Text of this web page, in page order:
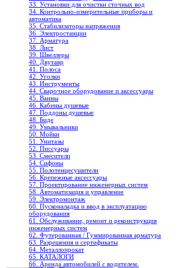
33. Установки для очистки сточных вод
34. Контрольно-измерительные приборы и
автоматика
35. Стабилизаторы напряжения
36. Электростанции
37. Арматура
38. Лист
39. Швеллеры
40. Двутавр
41. Полоса
42. Уголки
43. Инструменты
44. Сварочное оборудование и аксессуары
45. Ванны
46. Кабины душевые
47. Поддоны душевые
48. Биде
49. Умывальники
50. Мойки
51. Унитазы
52. Писсуары
53. Смесители
54. Сифоны
55. Полотенцесушители
56. Крепежные аксессуары
57. Проектирование инженерных систем
58. Автоматизация и управление
59. Электромонтаж
60. Пусконаладка и ввод в эксплуатацию
оборудования
61. Обслуживание, ремонт и реконструкция
инженерных систем
62. Футерованная / Гуммированная арматура
63. Разрешения и сертификаты
64. Металлопрокат
65. КАТАЛОГИ
66. Аренда автомобилей с водителем.